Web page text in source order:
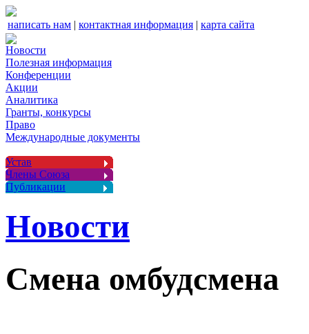
написать нам | контактная информация | карта сайта
Новости
Полезная информация
Конференции
Акции
Аналитика
Гранты, конкурсы
Право
Международные документы
Устав
Члены Союза
Публикации
Новости
Смена омбудсмена